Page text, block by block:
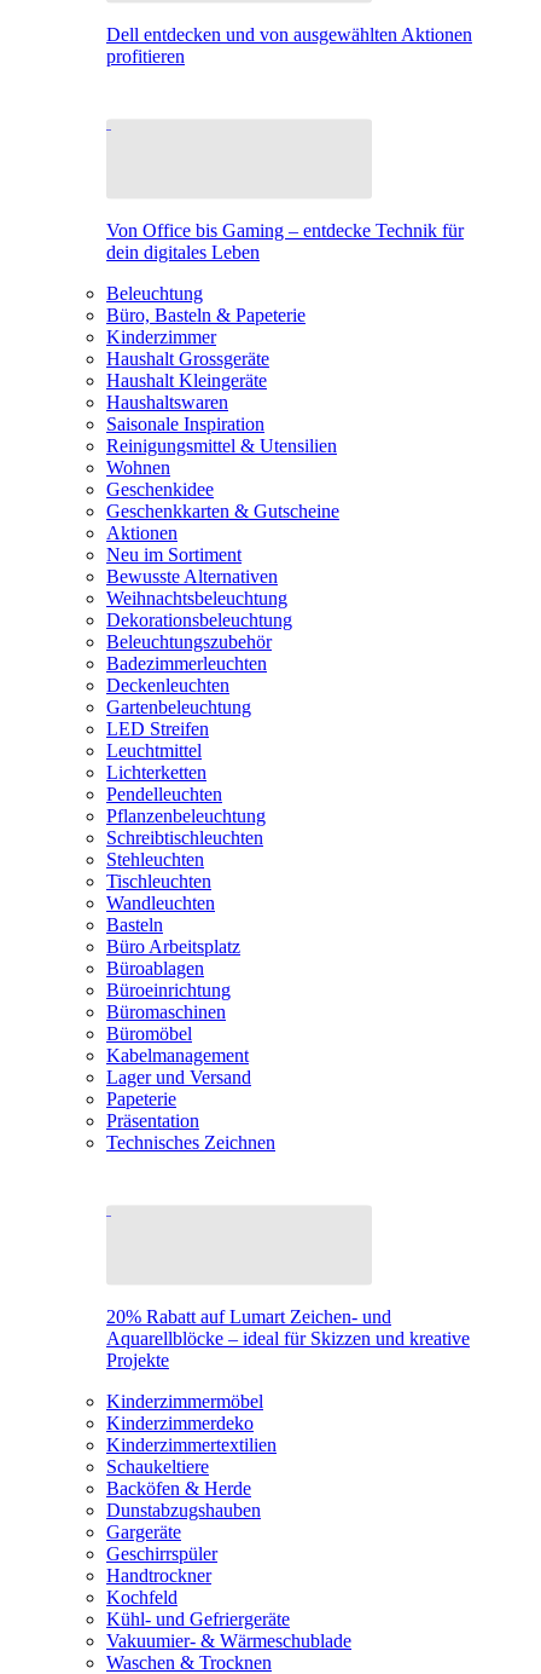
Dell entdecken und von ausgewählten Aktionen
profitieren
Von Office bis Gaming – entdecke Technik für
dein digitales Leben
Beleuchtung
Büro, Basteln & Papeterie
Kinderzimmer
Haushalt Grossgeräte
Haushalt Kleingeräte
Haushaltswaren
Saisonale Inspiration
Reinigungsmittel & Utensilien
Wohnen
Geschenkidee
Geschenkkarten & Gutscheine
Aktionen
Neu im Sortiment
Bewusste Alternativen
Weihnachtsbeleuchtung
Dekorationsbeleuchtung
Beleuchtungszubehör
Badezimmerleuchten
Deckenleuchten
Gartenbeleuchtung
LED Streifen
Leuchtmittel
Lichterketten
Pendelleuchten
Pflanzenbeleuchtung
Schreibtischleuchten
Stehleuchten
Tischleuchten
Wandleuchten
Basteln
Büro Arbeitsplatz
Büroablagen
Büroeinrichtung
Büromaschinen
Büromöbel
Kabelmanagement
Lager und Versand
Papeterie
Präsentation
Technisches Zeichnen
20% Rabatt auf Lumart Zeichen- und
Aquarellblöcke – ideal für Skizzen und kreative
Projekte
Kinderzimmermöbel
Kinderzimmerdeko
Kinderzimmertextilien
Schaukeltiere
Backöfen & Herde
Dunstabzugshauben
Gargeräte
Geschirrspüler
Handtrockner
Kochfeld
Kühl- und Gefriergeräte
Vakuumier- & Wärmeschublade
Waschen & Trocknen